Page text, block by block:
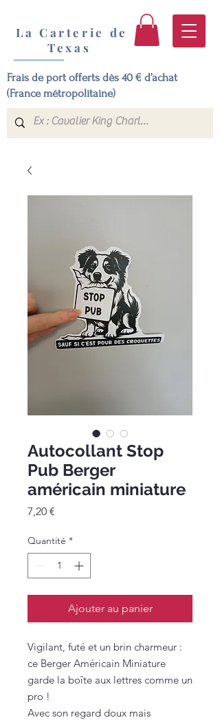
La Carterie de
Texas
Frais de port offerts dès 40 € d’achat
(France métropolitaine)
Autocollant Stop
Pub Berger
américain miniature
7,20 €
Quantité *
Ajouter au panier
Vigilant, futé et un brin charmeur :
ce Berger Américain Miniature
garde la boîte aux lettres comme un
pro !
Avec son regard doux mais